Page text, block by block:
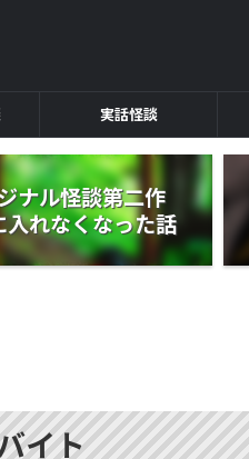
実話怪談
ナル怪談第二作
入れなくなった話
イト